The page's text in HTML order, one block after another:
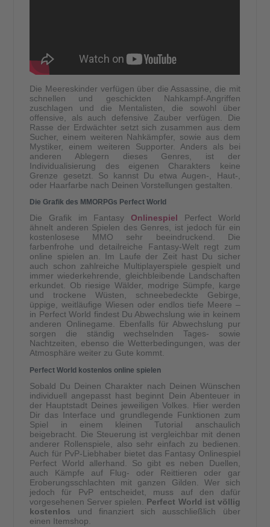
Die Meereskinder verfügen über die Assassine, die mit
schnellen und geschickten Nahkampf-Angriffen
zuschlagen und die Mentalisten, die sowohl über
offensive, als auch defensive Zauber verfügen. Die
Rasse der Erdwächter setzt sich zusammen aus dem
Sucher, einem weiteren Nahkämpfer, sowie aus dem
Mystiker, einem weiteren Supporter. Anders als bei
anderen Ablegern dieses Genres, ist der
Individualisierung des eigenen Charakters keine
Grenze gesetzt. So kannst Du etwa Augen-, Haut-,
oder Haarfarbe nach Deinen Vorstellungen gestalten.
Die Grafik des MMORPGs Perfect World
Die Grafik im FantasyOnlinespiel Perfect World
ähnelt anderen Spielen des Genres, ist jedoch für ein
kostenlosese MMO sehr beeindruckend. Die
farbenfrohe und detailreiche Fantasy-Welt regt zum
online spielen an. Im Laufe der Zeit hast Du sicher
auch schon zahlreiche Multiplayerspiele gespielt und
immer wiederkehrende, gleichbleibende Landschaften
erkundet. Ob riesige Wälder, modrige Sümpfe, karge
und trockene Wüsten, schneebedeckte Gebirge,
üppige, weitläufige Wiesen oder endlos tiefe Meere –
in Perfect World findest Du Abwechslung wie in keinem
anderen Onlinegame. Ebenfalls für Abwechslung pur
sorgen die ständig wechselnden Tages- sowie
Nachtzeiten, ebenso die Wetterbedingungen, was der
Atmosphäre weiter zu Gute kommt.
Perfect World kostenlos online spielen
Sobald Du Deinen Charakter nach Deinen Wünschen
individuell angepasst hast beginnt Dein Abenteuer in
der Hauptstadt Deines jeweiligen Volkes. Hier werden
Dir das Interface und grundlegende Funktionen zum
Spiel in einem kleinen Tutorial anschaulich
beigebracht. Die Steuerung ist vergleichbar mit denen
anderer Rollenspiele, also sehr einfach zu bedienen.
Auch für PvP-Liebhaber bietet das Fantasy Onlinespiel
Perfect World allerhand. So gibt es neben Duellen,
auch Kämpfe auf Flug- oder Reittieren oder gar
Eroberungsschlachten mit ganzen Gilden. Wer sich
jedoch für PvP entscheidet, muss auf den dafür
vorgesehenen Server spielen. Perfect World ist völlig
kostenlos und finanziert sich ausschließlich über
einen Itemshop.